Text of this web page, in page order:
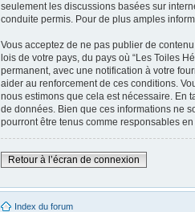
seulement les discussions basées sur
conduite permis. Pour de plus amples
Vous acceptez de ne pas publier de
lois de votre pays, du pays où “Les Toiles
permanent, avec une notification à votre
aider au renforcement de ces conditions.
nous estimons que cela est nécessaire. En
de données. Bien que ces informations ne
pourront être tenus comme responsables
Retour à l’écran de connexion
Index du forum